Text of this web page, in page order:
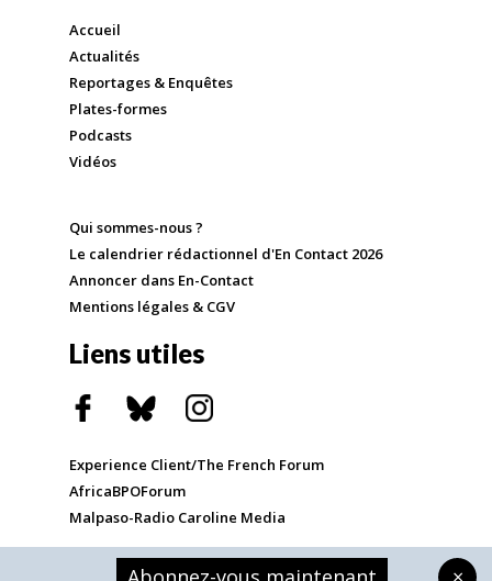
Accueil
Actualités
Reportages & Enquêtes
Plates-formes
Podcasts
Vidéos
Qui sommes-nous ?
Le calendrier rédactionnel d'En Contact 2026
Annoncer dans En-Contact
Mentions légales & CGV
Liens utiles
Experience Client/The French Forum
AfricaBPOForum
Malpaso-Radio Caroline Media